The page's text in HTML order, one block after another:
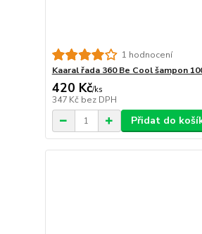
1 hodnocení
Kaaral řada 360 Be Cool šampon
420 Kč/ks
347 Kč bez DPH
Přidat do